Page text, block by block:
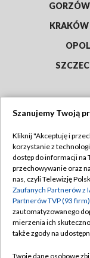
KRAKÓW
Abonament TVP
Emisja w TVP
Centrum
Naziemna
Szanujemy Twoją
Kliknij "Akceptuję i
korzystanie z
dostęp do informacji na
przechowywanie oraz
nas, czyli Telewizję
Zaufanych Partnerów z
Partnerów TVP (93 firm)
zautomatyzowanego
mierzenia ich
także zgody na
Twoje dane osobowe